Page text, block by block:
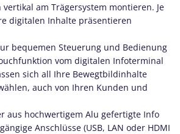
am Trägersystem montieren. Je
digitalen Inhalte präsentieren
bequemen Steuerung und Bedienung
vom digitalen Infoterminal
sich all Ihre Bewegtbildinhalte
auch von Ihren Kunden und
aus hochwertigem Alu gefertigte Info
Anschlüsse (USB, LAN oder HDMI